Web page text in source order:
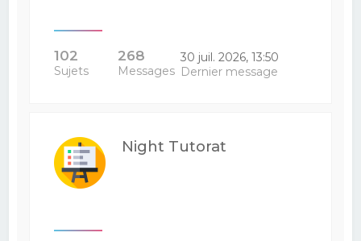
102
Sujets
268
Messages
30 juil. 2026, 13:50
Dernier message
Night Tutorat